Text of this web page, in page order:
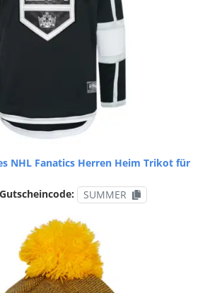
NHL Fanatics Herren Heim Trikot für
SUMMER